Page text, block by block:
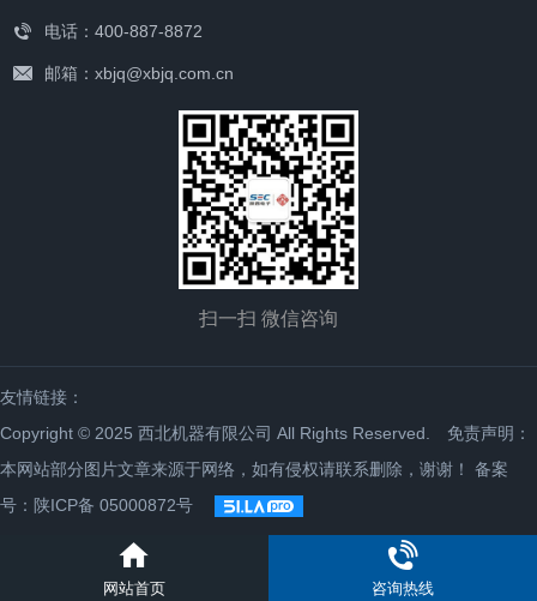
电话：400-887-8872
邮箱：xbjq@xbjq.com.cn
扫一扫 微信咨询
友情链接：
Copyright © 2025 西北机器有限公司 All Rights Reserved. 免责声明：
本网站部分图片文章来源于网络，如有侵权请联系删除，谢谢！ 备案
号：陕ICP备 05000872号
网站首页 咨询热线